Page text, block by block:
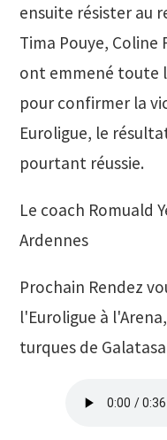
ensuite résister au
Tima Pouye, Coline
ont emmené toute
pour confirmer la
Euroligue, le
pourtant réussie.
Le coach Romuald
Ardennes
Prochain Rendez
l'Euroligue à
turques de